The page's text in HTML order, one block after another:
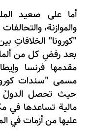
أما على صعيد
والموازنة،
"كورونا" الخلافاتِ
بعد رفضِ كل من
مقدمها فرنسا
مسمى "سندات
حيث تحصل الدولُ
مالية تساعدها في
عليها من أزمات في